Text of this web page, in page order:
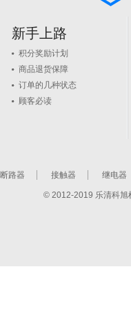
新手上路
积分奖励计划
商品退货保障
订单的几种状态
顾客必读
断路器 接触器 继电器
© 2012-2019 乐清科旭